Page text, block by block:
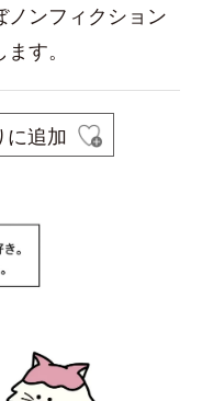
ノンフィクション
す。
に追加